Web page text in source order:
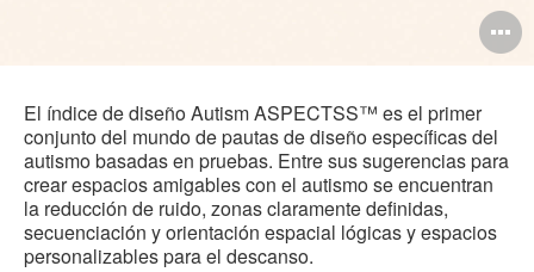
El índice de diseño Autism ASPECTSS™ es el primer
conjunto del mundo de pautas de diseño específicas del
autismo basadas en pruebas. Entre sus sugerencias para
crear espacios amigables con el autismo se encuentran
la reducción de ruido, zonas claramente definidas,
secuenciación y orientación espacial lógicas y espacios
personalizables para el descanso.